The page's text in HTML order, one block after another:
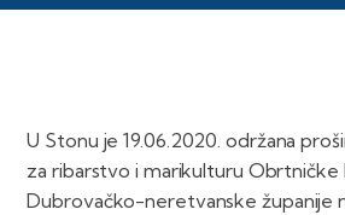
U Stonu je 19.06.2020. održana
za ribarstvo i marikulturu
Dubrovačko-neretvanske županije